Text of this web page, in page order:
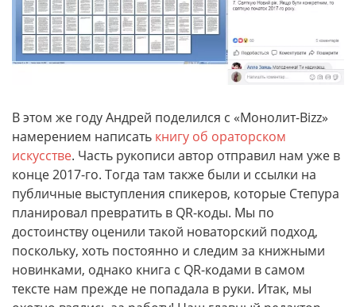
В этом же году Андрей поделился с «Монолит-Bizz»
намерением написать книгу об ораторском
искусстве. Часть рукописи автор отправил нам уже в
конце 2017-го. Тогда там также были и ссылки на
публичные выступления спикеров, которые Степура
планировал превратить в QR-коды. Мы по
достоинству оценили такой новаторский подход,
поскольку, хоть постоянно и следим за книжными
новинками, однако книга с QR-кодами в самом
тексте нам прежде не попадала в руки. Итак, мы